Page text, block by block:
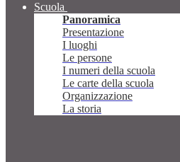
Scuola
Panoramica
Presentazione
I luoghi
Le persone
I numeri della scuola
Le carte della scuola
Organizzazione
La storia